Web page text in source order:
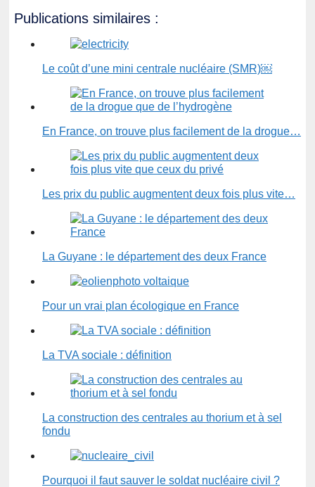
Publications similaires :
Le coût d’une mini centrale nucléaire (SMR)￼
En France, on trouve plus facilement de la drogue…
Les prix du public augmentent deux fois plus vite…
La Guyane : le département des deux France
Pour un vrai plan écologique en France
La TVA sociale : définition
La construction des centrales au thorium et à sel
fondu
Pourquoi il faut sauver le soldat nucléaire civil ?